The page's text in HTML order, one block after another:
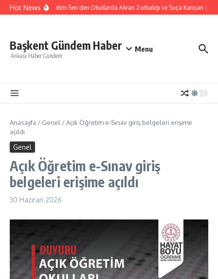
İçeriğe atla
Hot NewsTürk Eğitim-Sen’den Okullarda Akran Zorbalığı ve Suça Karışan
Başkent Gündem Haber
Ankara Haber Gündem
Menu
Anasayfa / Genel /Açık Öğretim e-Sınav giriş belgeleri erişime
açıldı
Genel
Açık Öğretim e-Sınav giriş
belgeleri erişime açıldı
30 Haziran 2026